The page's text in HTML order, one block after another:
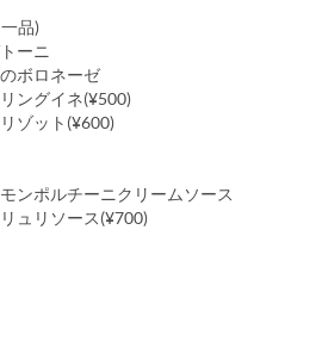
品)
ーニ
ボロネーゼ
ングイネ(¥500)
ゾット(¥600)
ンポルチーニクリームソース
ュリソース(¥700)